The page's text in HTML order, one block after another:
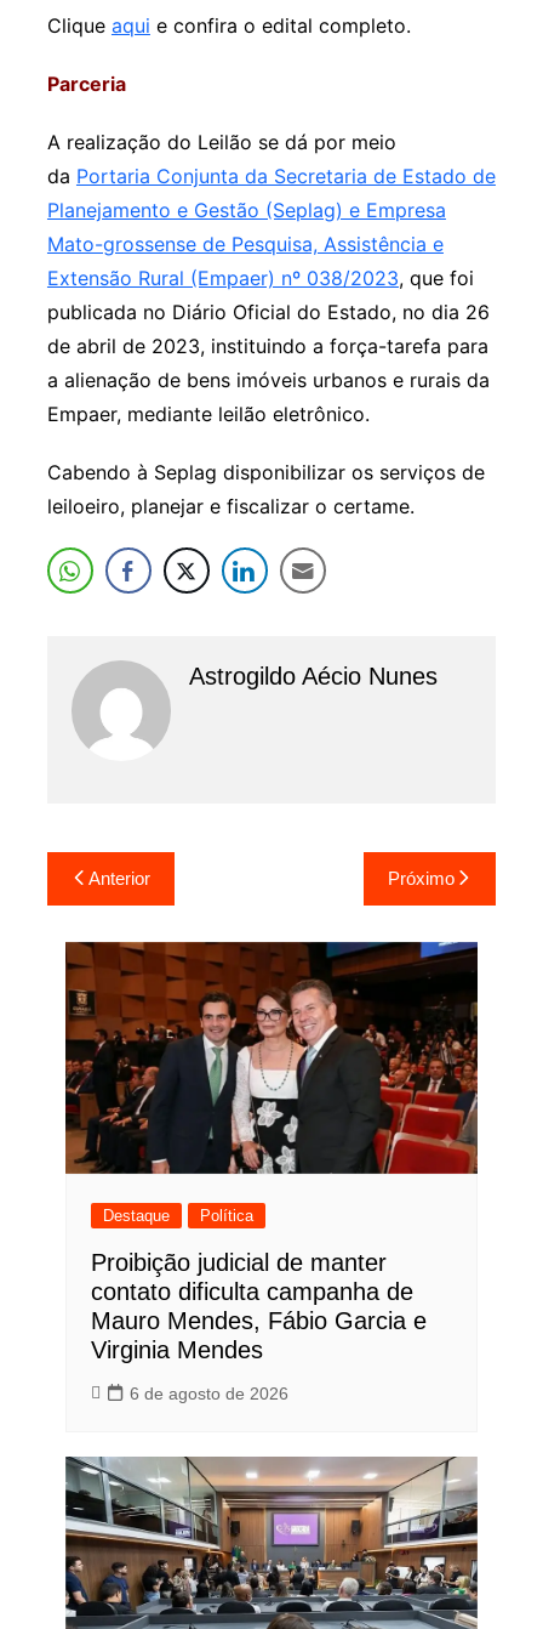
Clique aqui e confira o edital completo.
Parceria
A realização do Leilão se dá por meio
da Portaria Conjunta da Secretaria de Estado de
Planejamento e Gestão (Seplag) e Empresa
Mato-grossense de Pesquisa, Assistência e
Extensão Rural (Empaer) nº 038/2023, que foi
publicada no Diário Oficial do Estado, no dia 26
de abril de 2023, instituindo a força-tarefa para
a alienação de bens imóveis urbanos e rurais da
Empaer, mediante leilão eletrônico.
Cabendo à Seplag disponibilizar os serviços de
leiloeiro, planejar e fiscalizar o certame.
Astrogildo Aécio Nunes
Navegação
de
Post
Anterior Próximo
Destaque Política
Proibição judicial de manter
contato dificulta campanha de
Mauro Mendes, Fábio Garcia e
Virginia Mendes
6 de agosto de 2026